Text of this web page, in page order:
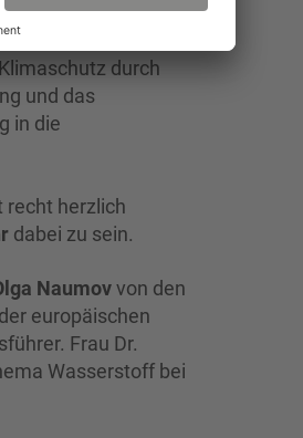
Vielen in der
durch
und das
in die
recht herzlich
dabei zu sein.
Naumovvon den
europäischen
Frau Dr.
Wasserstoff bei